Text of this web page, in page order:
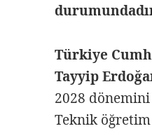
Türkiye
Tayyip
2028 dönemini
Teknik